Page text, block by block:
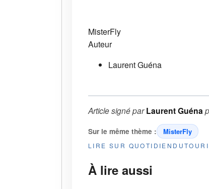
MisterFly
Auteur
Laurent Guéna
Article signé parLaurent Guéna
Sur le même thème : MisterFly
LIRE SUR
À lire aussi